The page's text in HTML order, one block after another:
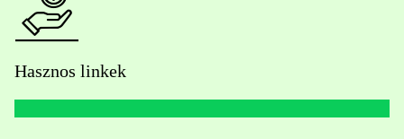
Hasznos linkek